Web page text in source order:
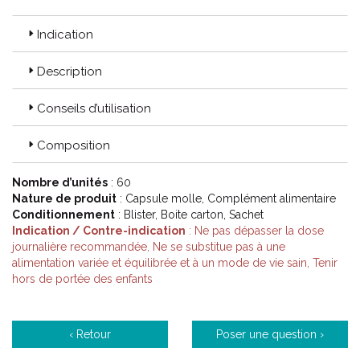
Domaines d' expertises :
Conception et maternité.
Gynécologie et obstétrique.
Procréation.
Santé de la femme.
Hygiène et beauté.
Ménopause.
Médecine générale.
Code ACL : 9496712
Code EAN : 3401594967125/3700111400139
Indication
Description
Conseils d’utilisation
Composition
Nombre d’unités : 60
Nature de produit : Capsule molle, Complément alimentaire
Conditionnement : Blister, Boite carton, Sachet
Indication / Contre-indication : Ne pas dépasser la dose
journalière recommandée, Ne se substitue pas à une
alimentation variée et équilibrée et à un mode de vie sain, Tenir
hors de portée des enfants
‹ Retour Poser une question ›